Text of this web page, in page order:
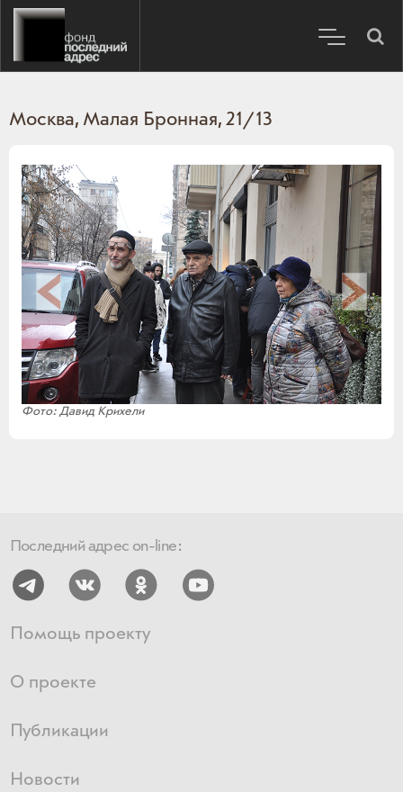
Москва, Малая Бронная, 21/13
Фото: Давид Крихели
Последний адрес on-line:
Помощь проекту
О проекте
Публикации
Новости